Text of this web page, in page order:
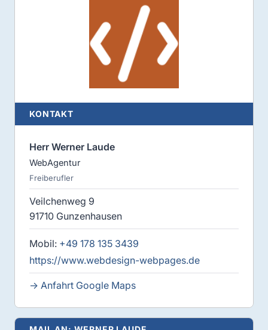
KONTAKT
Herr Werner Laude
WebAgentur
Freiberufler
Veilchenweg 9
91710 Gunzenhausen
Mobil: +49 178 135 3439
https://www.webdesign-webpages.de
→ Anfahrt Google Maps